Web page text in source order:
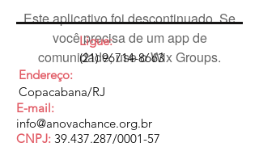
Este aplicativo foi descontinuado. Se
você precisa de um app de
comunidade, use o Wix Groups.
Ligue:
(21) 96714-8663
Endereço:
Copacabana/RJ
E-mail:
info@anovachance.org.br
CNPJ: 39.437.287/0001-57